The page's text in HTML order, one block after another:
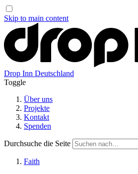
Skip to main content
Drop Inn Deutschland
Toggle
Über uns
Projekte
Kontakt
Spenden
Durchsuche die Seite
Faith